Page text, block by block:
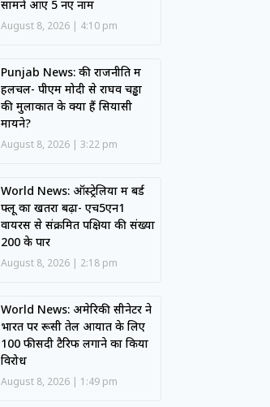
सामने आए 5 नए नाम
August 8, 2026 4:10 pm
Punjab News: की राजनीति में
हलचल- पीएम मोदी से राघव चड्ढा
की मुलाकात के क्या हैं सियासी
मायने?
August 8, 2026 3:22 pm
World News: ऑस्ट्रेलिया में बर्ड
फ्लू का खतरा बढ़ा- एच5एन1
वायरस से संक्रमित पक्षियों की संख्या
200 के पार
August 8, 2026 2:18 pm
World News: अमेरिकी सीनेटर ने
भारत पर रूसी तेल आयात के लिए
100 फीसदी टैरिफ लगाने का किया
विरोध
August 8, 2026 1:49 pm